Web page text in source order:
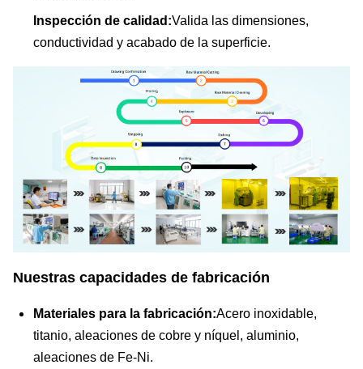
Inspección de calidad:Valida las dimensiones,
conductividad y acabado de la superficie.
Nuestras capacidades de fabricación
Materiales para la fabricación:Acero inoxidable,
titanio, aleaciones de cobre y níquel, aluminio,
aleaciones de Fe-Ni.